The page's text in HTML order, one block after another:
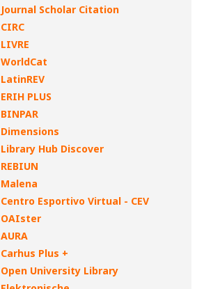
Journal Scholar Citation
CIRC
LIVRE
WorldCat
LatinREV
ERIH PLUS
BINPAR
Dimensions
Library Hub Discover
REBIUN
Malena
Centro Esportivo Virtual - CEV
OAIster
AURA
Carhus Plus +
Open University Library